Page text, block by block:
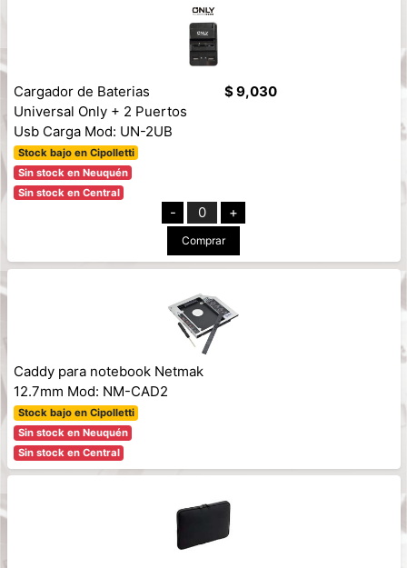
Cargador de Baterias
Universal Only + 2 Puertos
Usb Carga Mod: UN-2UB
Stock bajo en Cipolletti
Sin stock en Neuquén
Sin stock en Central
$ 9,030
- 0 +
Comprar
Caddy para notebook Netmak
12.7mm Mod: NM-CAD2
Stock bajo en Cipolletti
Sin stock en Neuquén
Sin stock en Central